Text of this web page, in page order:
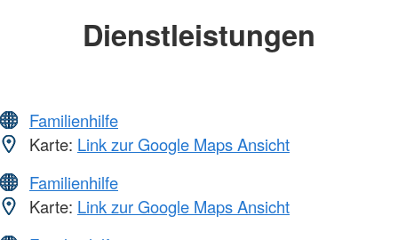
Dienstleistungen
Familienhilfe
Karte: Link zur Google Maps Ansicht
Familienhilfe
Karte: Link zur Google Maps Ansicht